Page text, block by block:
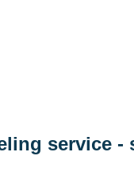
service -